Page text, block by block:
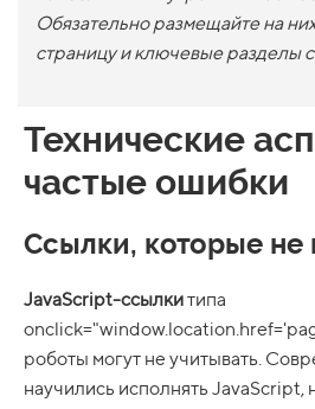
Обязательно размещайте на
страницу и ключевые разделы
Технические
частые ошибки
Ссылки, которые не
JavaScript-ссылкитипа
роботы могут не учитывать.
научились исполнять JavaScript,